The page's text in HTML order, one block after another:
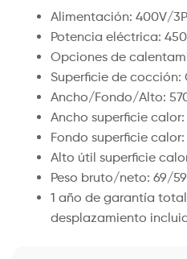
Alimentación: 400V/
Potencia eléctrica:
Opciones de
Superficie de cocción:
Ancho/Fondo/Alto:
Ancho superficie
Fondo superficie
Alto útil superficie
Peso bruto/neto: 69/
1 año de garantía
desplazamiento